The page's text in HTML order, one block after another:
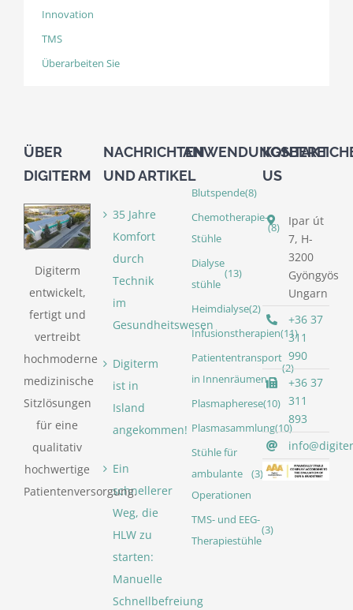
Innovation
TMS
Überarbeiten Sie
ÜBER
DIGITERM
Digiterm
entwickelt,
fertigt und
vertreibt
hochmoderne
medizinische
Sitzlösungen
für eine
qualitativ
hochwertige
Patientenversorgung.
NACHRICHTEN
UND ARTIKEL
35 Jahre
Komfort
durch
Technik
im
Gesundheitswesen
Digiterm
ist in
Island
angekommen!
Ein
schnellerer
Weg, die
HLW zu
starten:
Manuelle
Schnellbefreiung
Blutspende(8)
Chemotherapie-
Stühle
(8)
Dialyse
stühle
(13)
Heimdialyse(2)
Infusionstherapien(11)
Patiententransport
in Innenräumen
(2)
Plasmapherese(10)
Plasmasammlung(10)
Stühle für
ambulante
Operationen
(3)
TMS- und EEG-
Therapiestühle
(3)
KONTAKT
US
Ipar út
7, H-
3200
Gyöngyös
Ungarn
+36 37
311
990
+36 37
311
893